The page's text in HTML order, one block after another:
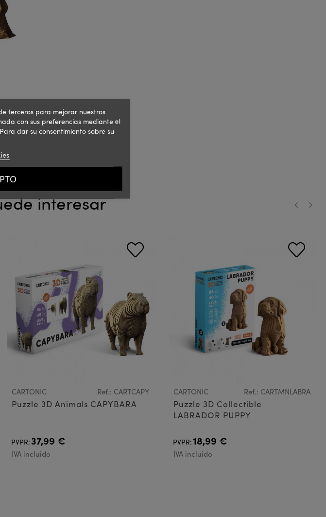
interesar
CARTONIC Ref.: CARTCAPY
Puzzle 3D Animals CAPYBARA
PVPR:37,99 €
IVA incluido
CARTONIC Ref.: CARTMNLABRA
Puzzle 3D Collectible
LABRADOR PUPPY
PVPR:18,99 €
IVA incluido
terceros para mejorar nuestros
con sus preferencias mediante el
dar su consentimiento sobre su